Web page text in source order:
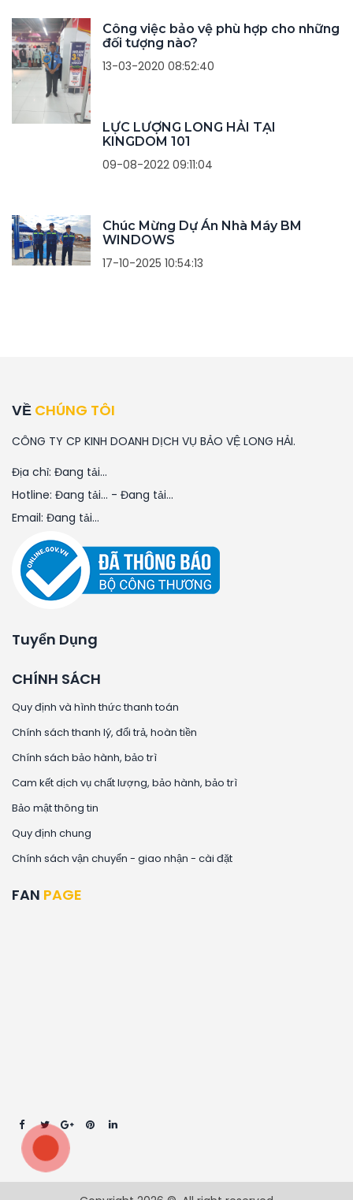
Công việc bảo vệ phù hợp cho những
đối tượng nào?
13-03-2020 08:52:40
LỰC LƯỢNG LONG HẢI TẠI
KINGDOM 101
09-08-2022 09:11:04
Chúc Mừng Dự Án Nhà Máy BM
WINDOWS
17-10-2025 10:54:13
VỀ CHÚNG TÔI
CÔNG TY CP KINH DOANH DỊCH VỤ BẢO VỆ LONG HẢI.
Địa chỉ: Đang tải...
Hotline: Đang tải... - Đang tải...
Email: Đang tải...
Tuyển Dụng
CHÍNH SÁCH
Quy định và hình thức thanh toán
Chính sách thanh lý, đổi trả, hoàn tiền
Chính sách bảo hành, bảo trì
Cam kết dịch vụ chất lượng, bảo hành, bảo trì
Bảo mật thông tin
Quy định chung
Chính sách vận chuyển - giao nhận - cài đặt
FAN PAGE